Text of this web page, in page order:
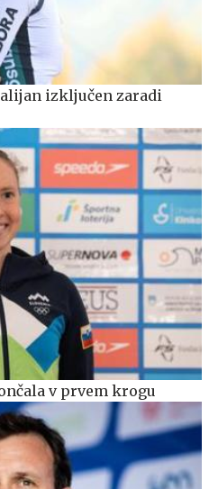
izključen zaradi
v prvem krogu